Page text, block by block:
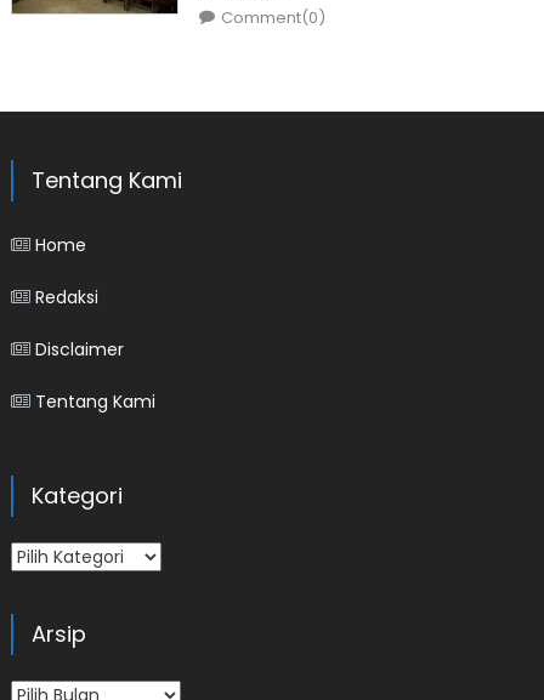
Comment(0)
Tentang Kami
Home
Redaksi
Disclaimer
Tentang Kami
Kategori
Kategori
Arsip
Arsip